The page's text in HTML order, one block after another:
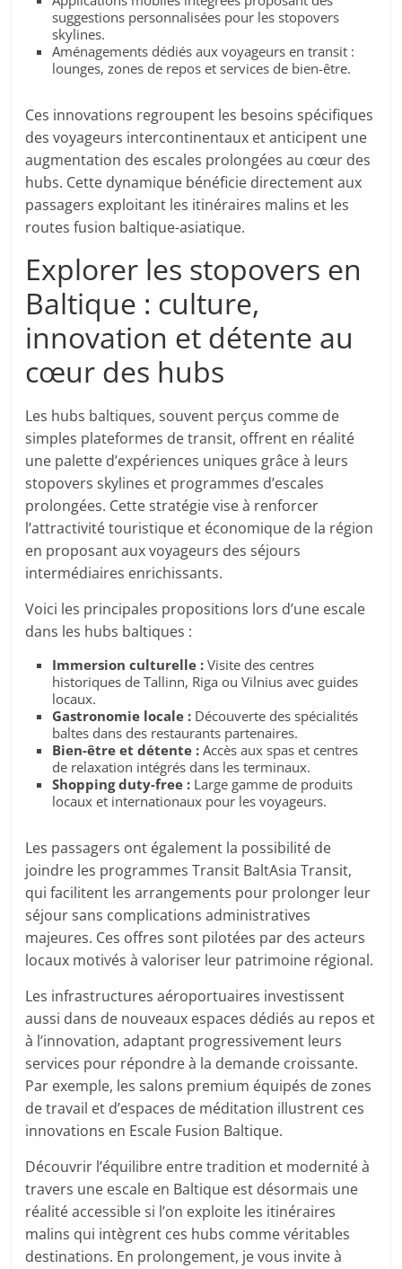
suggestions personnalisées pour les stopovers
skylines.
Aménagements dédiés aux voyageurs en transit :
lounges, zones de repos et services de bien-être.
Ces innovations regroupent les besoins spécifiques
des voyageurs intercontinentaux et anticipent une
augmentation des escales prolongées au cœur des
hubs. Cette dynamique bénéficie directement aux
passagers exploitant les itinéraires malins et les
routes fusion baltique-asiatique.
Explorer les stopovers en
Baltique : culture,
innovation et détente au
cœur des hubs
Les hubs baltiques, souvent perçus comme de
simples plateformes de transit, offrent en réalité
une palette d’expériences uniques grâce à leurs
stopovers skylines et programmes d’escales
prolongées. Cette stratégie vise à renforcer
l’attractivité touristique et économique de la région
en proposant aux voyageurs des séjours
intermédiaires enrichissants.
Voici les principales propositions lors d’une escale
dans les hubs baltiques :
Immersion culturelle : Visite des centres
historiques de Tallinn, Riga ou Vilnius avec guides
locaux.
Gastronomie locale : Découverte des spécialités
baltes dans des restaurants partenaires.
Bien-être et détente : Accès aux spas et centres
de relaxation intégrés dans les terminaux.
Shopping duty-free : Large gamme de produits
locaux et internationaux pour les voyageurs.
Les passagers ont également la possibilité de
joindre les programmes Transit BaltAsia Transit,
qui facilitent les arrangements pour prolonger leur
séjour sans complications administratives
majeures. Ces offres sont pilotées par des acteurs
locaux motivés à valoriser leur patrimoine régional.
Les infrastructures aéroportuaires investissent
aussi dans de nouveaux espaces dédiés au repos et
à l’innovation, adaptant progressivement leurs
services pour répondre à la demande croissante.
Par exemple, les salons premium équipés de zones
de travail et d’espaces de méditation illustrent ces
innovations en Escale Fusion Baltique.
Découvrir l’équilibre entre tradition et modernité à
travers une escale en Baltique est désormais une
réalité accessible si l’on exploite les itinéraires
malins qui intègrent ces hubs comme véritables
destinations. En prolongement, je vous invite à